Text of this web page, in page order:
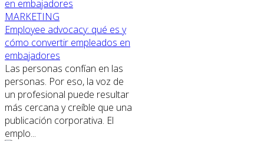
MARKETING
Employee advocacy: qué es y
cómo convertir empleados en
embajadores
Las personas confían en las
personas. Por eso, la voz de
un profesional puede resultar
más cercana y creíble que una
publicación corporativa. El
emplo...